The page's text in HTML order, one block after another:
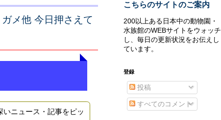
メ他 今日押さえて
いニュース・記事をピッ
こちらのサイトのご案内
200以上ある日本中の動物園・
水族館のWEBサイトをウォッチ
し、毎日の更新状況をお伝えし
ています。
登録
投稿
すべてのコメント